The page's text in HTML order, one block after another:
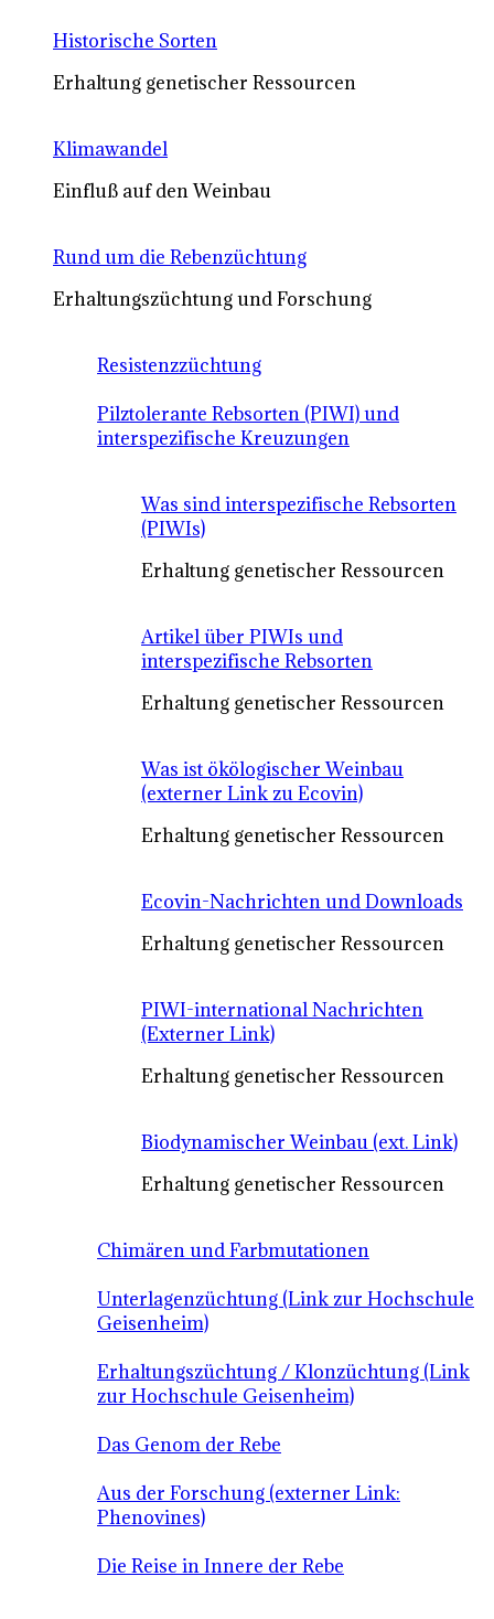
Historische Sorten
Erhaltung genetischer Ressourcen
Klimawandel
Einfluß auf den Weinbau
Rund um die Rebenzüchtung
Erhaltungszüchtung und Forschung
Resistenzzüchtung
Pilztolerante Rebsorten (PIWI) und
interspezifische Kreuzungen
Was sind interspezifische Rebsorten
(PIWIs)
Erhaltung genetischer Ressourcen
Artikel über PIWIs und
interspezifische Rebsorten
Erhaltung genetischer Ressourcen
Was ist ökölogischer Weinbau
(externer Link zu Ecovin)
Erhaltung genetischer Ressourcen
Ecovin-Nachrichten und Downloads
Erhaltung genetischer Ressourcen
PIWI-international Nachrichten
(Externer Link)
Erhaltung genetischer Ressourcen
Biodynamischer Weinbau (ext. Link)
Erhaltung genetischer Ressourcen
Chimären und Farbmutationen
Unterlagenzüchtung (Link zur Hochschule
Geisenheim)
Erhaltungszüchtung / Klonzüchtung (Link
zur Hochschule Geisenheim)
Das Genom der Rebe
Aus der Forschung (externer Link:
Phenovines)
Die Reise in Innere der Rebe